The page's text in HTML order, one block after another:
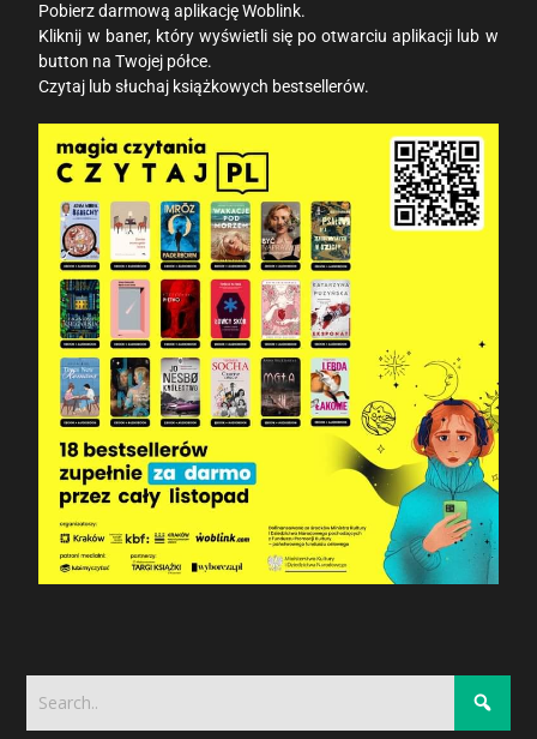
Pobierz darmową aplikację Woblink.
Kliknij w baner, który wyświetli się po otwarciu aplikacji lub w
button na Twojej półce.
Czytaj lub słuchaj książkowych bestsellerów.